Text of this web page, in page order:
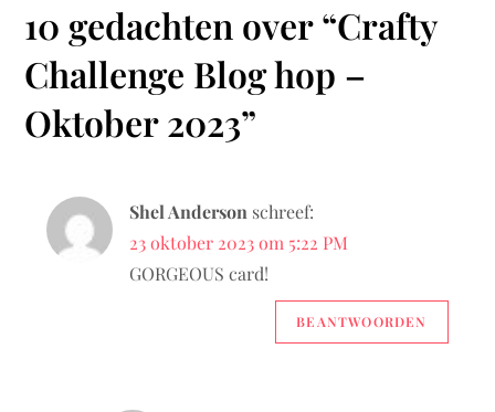
c
h
t
n
a
10 gedachten over “Crafty
Challenge Blog hop –
Oktober 2023”
Shel Anderson schreef:
23 oktober 2023 om 5:22 PM
GORGEOUS card!
BEANTWOORDEN